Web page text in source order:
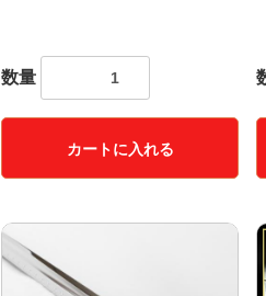
数量
カートに入れる